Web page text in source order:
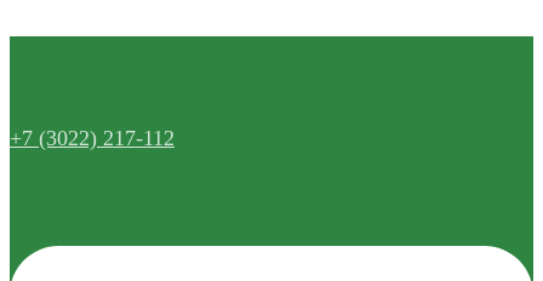
+7 (3022) 217-112